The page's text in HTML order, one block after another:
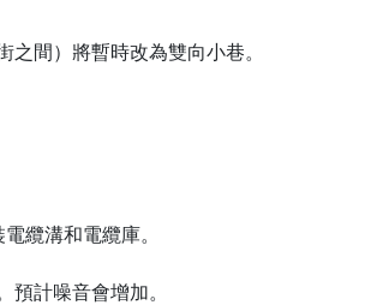
間）將暫時改為雙向小巷。
纜溝和電纜庫。
計噪音會增加。